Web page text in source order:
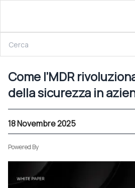
Come l’MDR
della sicurezza in
18 Novembre 2025
Powered By